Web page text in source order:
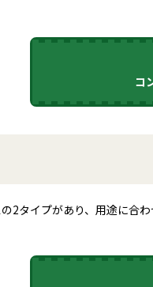
コ
2タイプがあり、用途に合